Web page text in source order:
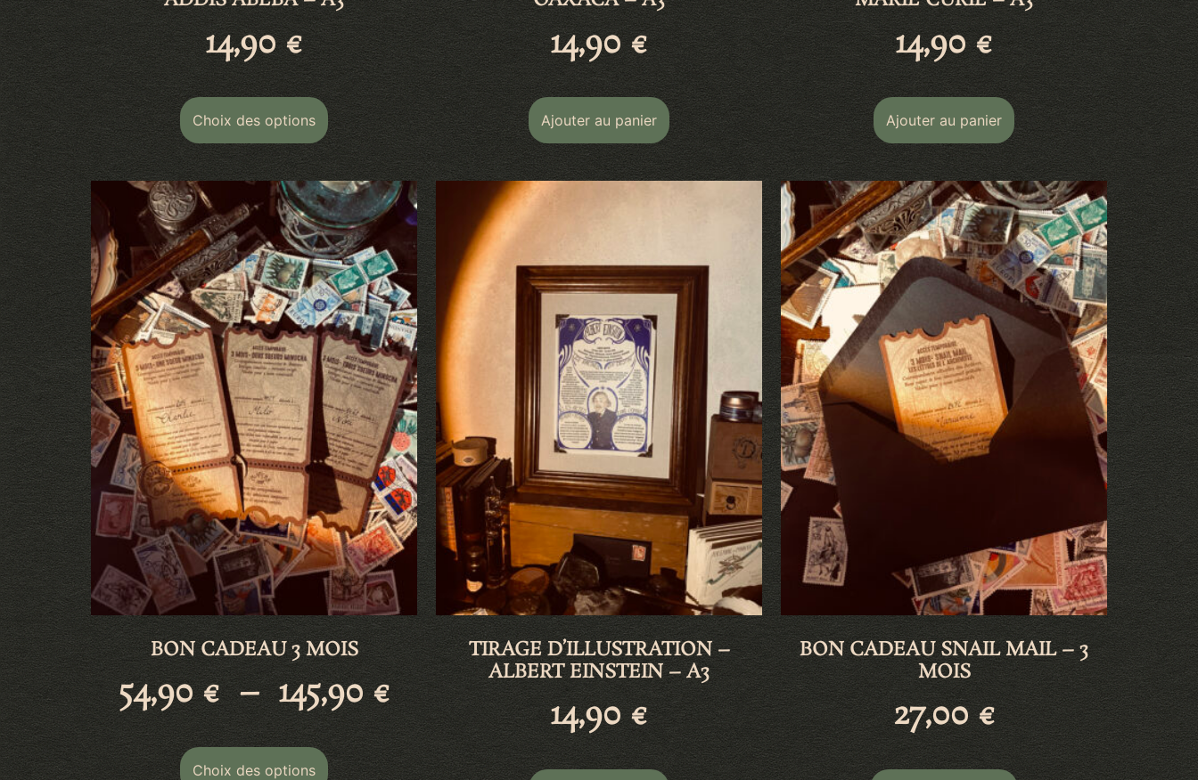
14,90€
Choix des options
14,90€
Ajouter au panier
14,90€
Ajouter au panier
BON CADEAU 3 MOIS
54,90€ – 145,90€
Choix des options
TIRAGE D’ILLUSTRATION –
ALBERT EINSTEIN – A3
14,90€
BON CADEAU SNAIL MAIL – 3
MOIS
27,00€